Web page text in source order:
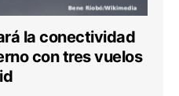
la conectividad
con tres vuelos